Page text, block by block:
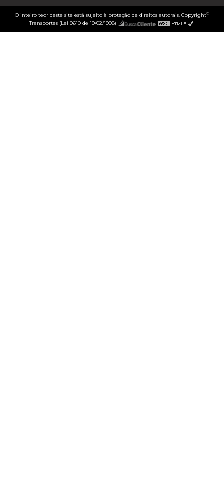
O inteiro teor deste site está sujeito à proteção de direitos autorais. Copyright©
Transportes (Lei 9610 de 19/02/1998)